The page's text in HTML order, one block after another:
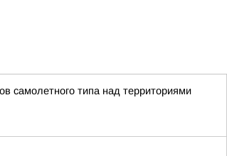
самолетного типа над территориями